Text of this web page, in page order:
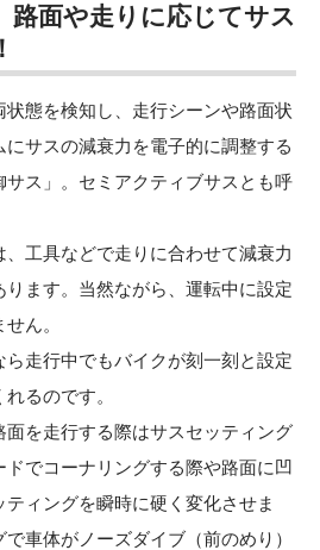
路面や走りに応じてサス
態を検知し、走行シーンや路面状
サスの減衰力を電子的に調整する
サス」。セミアクティブサスとも呼
工具などで走りに合わせて減衰力
ります。当然ながら、運転中に設定
ん。
ら走行中でもバイクが刻一刻と設定
るのです。
を走行する際はサスセッティング
でコーナリングする際や路面に凹
ィングを瞬時に硬く変化させま
車体がノーズダイブ（前のめり）